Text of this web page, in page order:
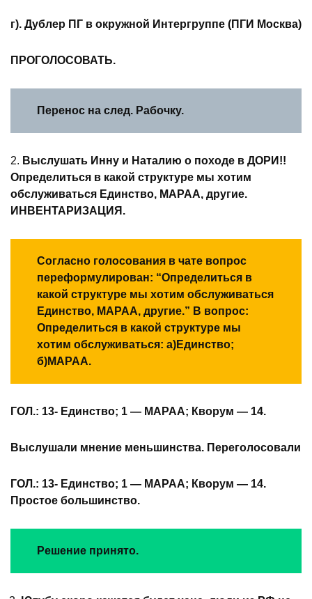
г). Дублер ПГ в окружной Интергруппе (ПГИ Москва)
ПРОГОЛОСОВАТЬ.
Перенос на след. Рабочку.
2. Выслушать Инну и Наталию о походе в ДОРИ!!
Определиться в какой структуре мы хотим
обслуживаться Единство, МАРАА, другие.
ИНВЕНТАРИЗАЦИЯ.
Согласно голосования в чате вопрос
переформулирован: “Определиться в
какой структуре мы хотим обслуживаться
Единство, МАРАА, другие.” В вопрос:
Определиться в какой структуре мы
хотим обслуживаться: а)Единство;
б)МАРАА.
ГОЛ.: 13- Единство; 1 — МАРАА; Кворум — 14.
Выслушали мнение меньшинства. Переголосовали
ГОЛ.: 13- Единство; 1 — МАРАА; Кворум — 14.
Простое большинство.
Решение принято.